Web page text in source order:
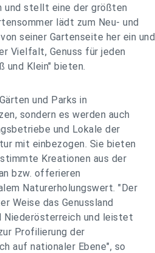
und stellt eine der größten
lädt zum Neu- und
seiner Gartenseite her ein und
Vielfalt, Genuss für jeden
und Klein" bieten.
und Parks in
sondern es werden auch
und Lokale der
mit einbezogen. Sie bieten
Kreationen aus der
bzw. offerieren
Naturerholungswert. "Der
Weise das Genussland
Niederösterreich und leistet
Profilierung der
auf nationaler Ebene", so